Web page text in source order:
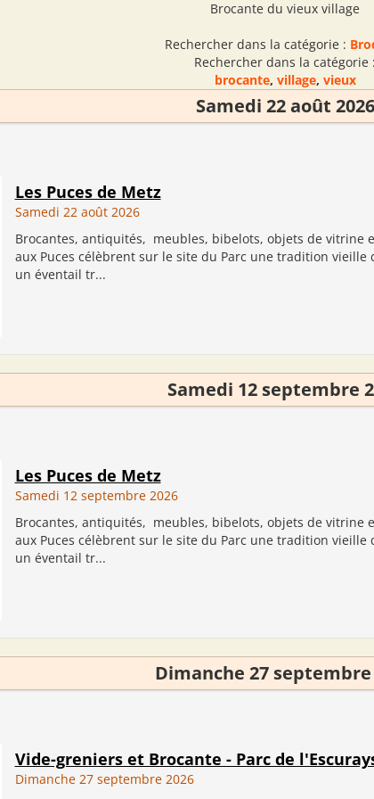
Brocante du vieux village
Rechercher dans la catégorie :
Rechercher dans la catégorie :
brocante, village, vieux
Samedi 22 août 2026
Les Puces de Metz
Samedi 22 août 2026
Brocantes, antiquités, meubles, bibelots, objets de vitrine
aux Puces célèbrent sur le site du Parc une tradition vieille
un éventail tr...
Samedi 12 septembre
Les Puces de Metz
Samedi 12 septembre 2026
Brocantes, antiquités, meubles, bibelots, objets de vitrine
aux Puces célèbrent sur le site du Parc une tradition vieille
un éventail tr...
Dimanche 27 septembre
Vide-greniers et Brocante - Parc de
Dimanche 27 septembre 2026